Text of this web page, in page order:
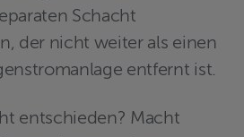
Schacht
der nicht weiter als einen
entfernt ist.
entschieden? Macht